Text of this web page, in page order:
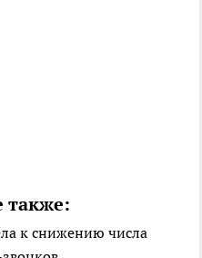
также:
к снижению числа